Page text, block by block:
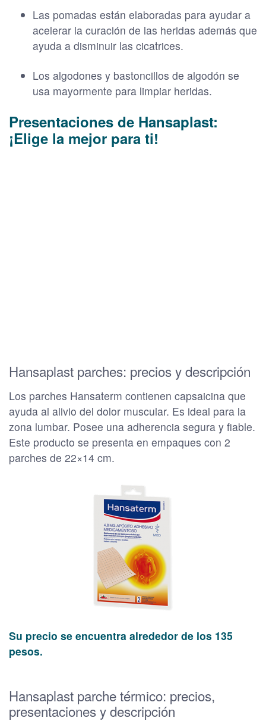
Las pomadas están elaboradas para ayudar a
acelerar la curación de las heridas además que
ayuda a disminuir las cicatrices.
Los algodones y bastoncillos de algodón se
usa mayormente para limpiar heridas.
Presentaciones de Hansaplast:
¡Elige la mejor para ti!
Hansaplast parches: precios y descripción
Los parches Hansaterm contienen capsaicina que
ayuda al alivio del dolor muscular. Es ideal para la
zona lumbar. Posee una adherencia segura y fiable.
Este producto se presenta en empaques con 2
parches de 22×14 cm.
Su precio se encuentra alrededor de los 135
pesos.
Hansaplast parche térmico: precios,
presentaciones y descripción